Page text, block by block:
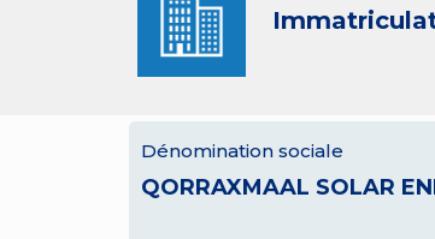
Dénomination sociale
QORRAXMAAL SOLAR